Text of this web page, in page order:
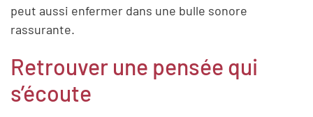
peut aussi enfermer dans une bulle sonore
rassurante.
Retrouver une pensée qui
s’écoute